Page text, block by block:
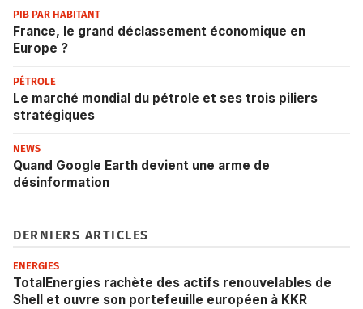
PIB PAR HABITANT
France, le grand déclassement économique en
Europe ?
PÉTROLE
Le marché mondial du pétrole et ses trois piliers
stratégiques
NEWS
Quand Google Earth devient une arme de
désinformation
DERNIERS ARTICLES
ENERGIES
TotalEnergies rachète des actifs renouvelables de
Shell et ouvre son portefeuille européen à KKR